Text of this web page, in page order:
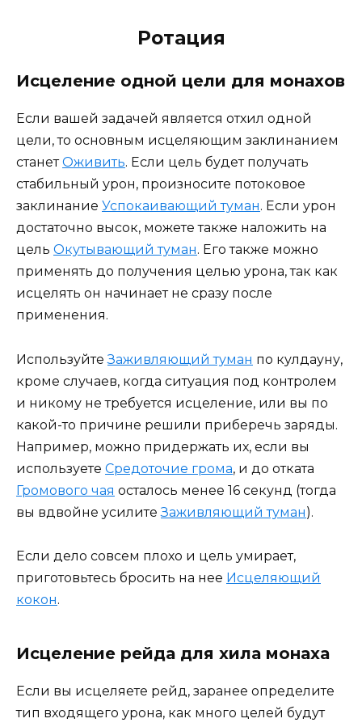
Ротация
Исцеление одной цели для монахов
Если вашей задачей является отхил одной
цели, то основным исцеляющим заклинанием
станетОживить. Если цель будет получать
стабильный урон, произносите потоковое
заклинание Успокаивающий туман. Если урон
достаточно высок, можете также наложить на
цель Окутывающий туман. Его также можно
применять до получения целью урона, так как
исцелять он начинает не сразу после
применения.
ИспользуйтеЗаживляющий туман по кулдауну,
кроме случаев, когда ситуация под контролем
и никому не требуется исцеление, или вы по
какой-то причине решили приберечь заряды.
Например, можно придержать их, если вы
используете Средоточие грома, и до отката
Громового чая осталось менее 16 секунд (тогда
вы вдвойне усилитеЗаживляющий туман).
Если дело совсем плохо и цель умирает,
приготовьтесь бросить на нее Исцеляющий
кокон.
Исцеление рейда для хила монаха
Если вы исцеляете рейд, заранее определите
тип входящего урона, как много целей будут